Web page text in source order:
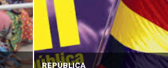
REPÚBLICA